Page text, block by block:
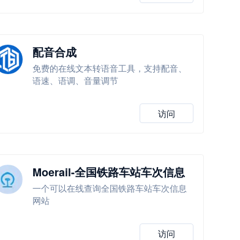
配音合成
免费的在线文本转语音工具，支持配音、
语速、语调、音量调节
访问
Moerail-全国铁路车站车次信息
查询
一个可以在线查询全国铁路车站车次信息
网站
访问